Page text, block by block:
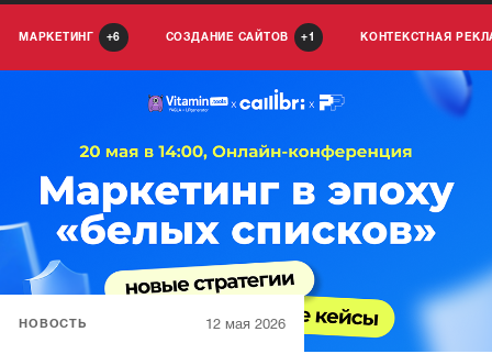
МАРКЕТИНГ 6 СОЗДАНИЕ САЙТОВ 1 КОНТЕКСТНАЯ
НОВОСТЬ 12 мая 2026